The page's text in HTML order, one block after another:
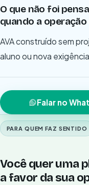
O que não foi
quando a
AVA construído sem
aluno ou nova
Falar no
PARA QUEM FAZ SENTIDO
Você quer uma
a favor da sua